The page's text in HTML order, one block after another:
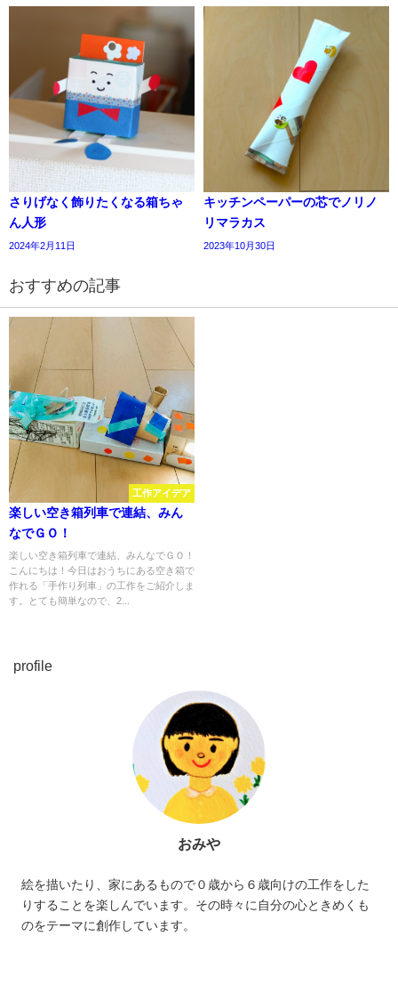
さりげなく飾りたくなる箱ちゃ
ん人形
2024年2月11日
キッチンペーパーの芯でノリノ
リマラカス
2023年10月30日
おすすめの記事
工作アイデア
楽しい空き箱列車で連結、みん
なでＧＯ！
楽しい空き箱列車で連結、みんなでＧＯ！
こんにちは！今日はおうちにある空き箱で
作れる「手作り列車」の工作をご紹介しま
す。とても簡単なので、2...
profile
おみや
絵を描いたり、家にあるもので０歳から６歳向けの工作をした
りすることを楽しんでいます。その時々に自分の心ときめくも
のをテーマに創作しています。